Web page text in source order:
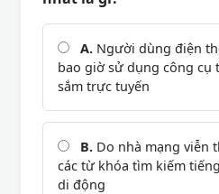
A. Người dùng điện
bao giờ sử dụng công cụ
sắm trực tuyến
B. Do nhà mạng viễn
các từ khóa tìm kiếm
di động